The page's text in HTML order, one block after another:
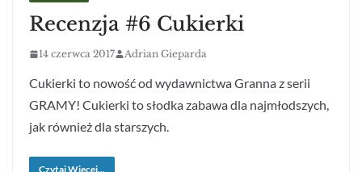
Recenzja #6 Cukierki
14 czerwca 2017 Adrian Gieparda
Cukierki to nowość od wydawnictwa Granna z serii
GRAMY! Cukierki to słodka zabawa dla najmłodszych,
jak również dla starszych.
Czytaj Więcej...